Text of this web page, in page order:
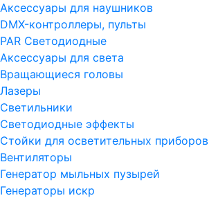
Аксессуары для наушников
DMX-контроллеры, пульты
PAR Светодиодные
Аксессуары для света
Вращающиеся головы
Лазеры
Светильники
Светодиодные эффекты
Стойки для осветительных приборов
Вентиляторы
Генератор мыльных пузырей
Генераторы искр